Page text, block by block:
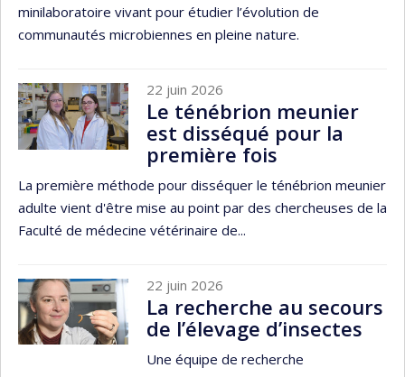
minilaboratoire vivant pour étudier l’évolution de
communautés microbiennes en pleine nature.
22 juin 2026
Le ténébrion meunier
est disséqué pour la
première fois
La première méthode pour disséquer le ténébrion meunier
adulte vient d'être mise au point par des chercheuses de la
Faculté de médecine vétérinaire de...
22 juin 2026
La recherche au secours
de l’élevage d’insectes
Une équipe de recherche